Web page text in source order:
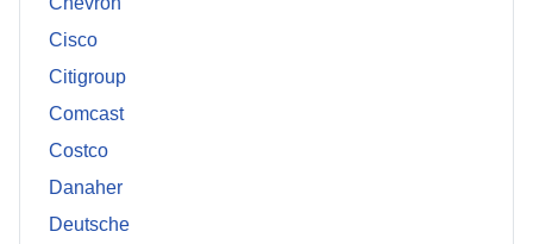
Cisco
Citigroup
Comcast
Costco
Danaher
Deutsche